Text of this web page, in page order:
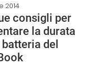
2014
consigli per
la durata
del